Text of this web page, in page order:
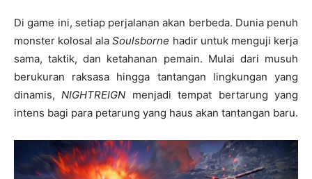
Di game ini, setiap perjalanan akan berbeda. Dunia penuh
monster kolosal alaSoulsborne hadir untuk menguji kerja
sama, taktik, dan ketahanan pemain. Mulai dari musuh
berukuran raksasa hingga tantangan lingkungan yang
dinamis,NIGHTREIGN menjadi tempat bertarung yang
intens bagi para petarung yang haus akan tantangan baru.